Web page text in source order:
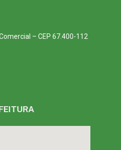
– CEP 67.400-112